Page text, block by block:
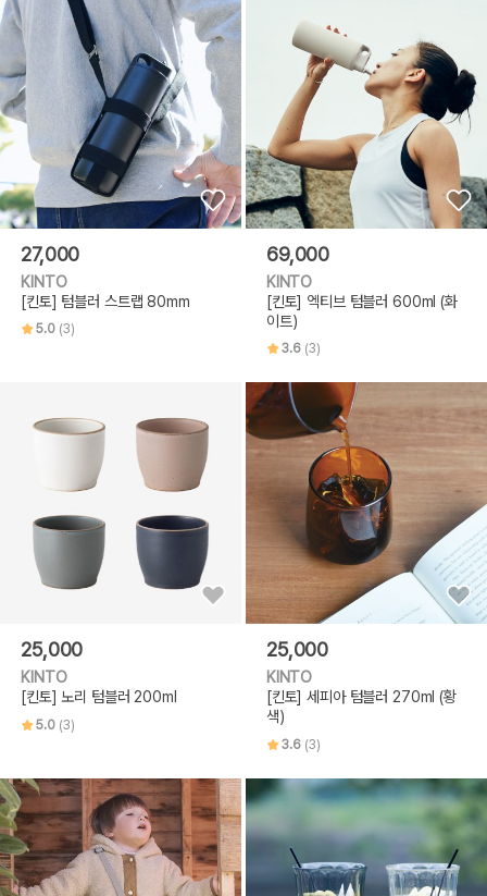
27,000
KINTO
[킨토] 텀블러 스트랩 80mm
5.0 (3)
69,000
KINTO
[킨토] 엑티브 텀블러 600ml (화
이트)
3.6 (3)
25,000
KINTO
[킨토] 노리 텀블러 200ml
5.0 (3)
25,000
KINTO
[킨토] 세피아 텀블러 270ml (황
색)
3.6 (3)